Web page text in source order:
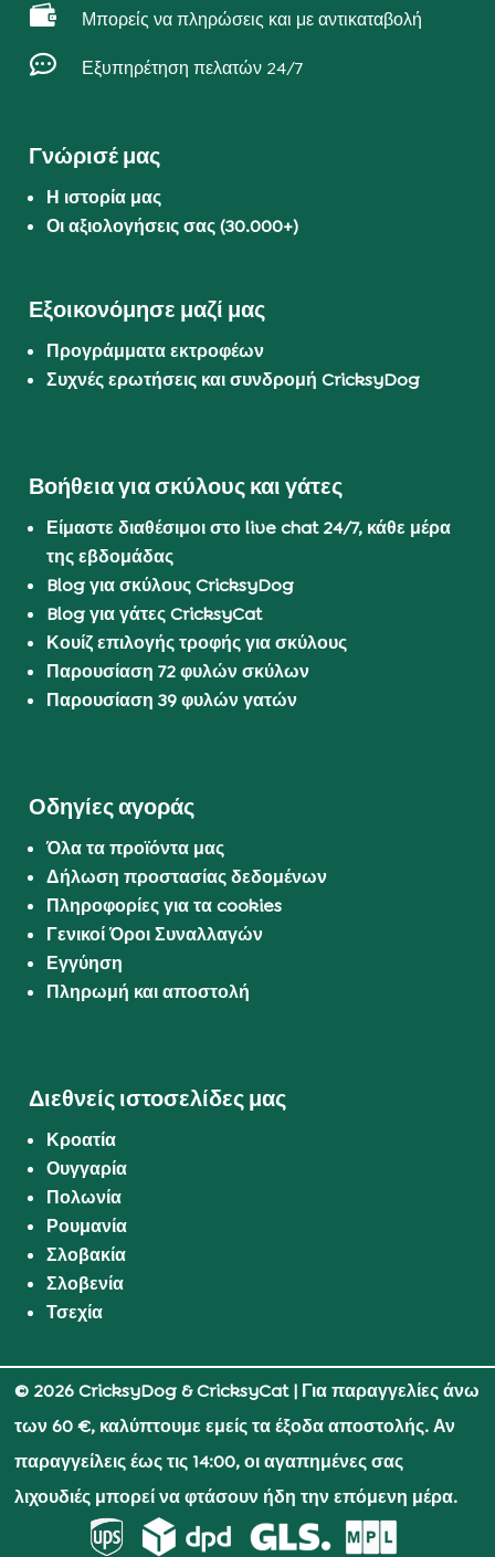
 Μπορείς να πληρώσεις και με αντικαταβολή
 Εξυπηρέτηση πελατών 24/7
Γνώρισέ μας
Η ιστορία μας
Οι αξιολογήσεις σας (30.000+)
Εξοικονόμησε μαζί μας
Προγράμματα εκτροφέων
Συχνές ερωτήσεις και συνδρομή CricksyDog
Βοήθεια για σκύλους και γάτες
Είμαστε διαθέσιμοι στο live chat 24/7, κάθε μέρα
της εβδομάδας
Blog για σκύλους CricksyDog
Blog για γάτες CricksyCat
Κουίζ επιλογής τροφής για σκύλους
Παρουσίαση 72 φυλών σκύλων
Παρουσίαση 39 φυλών γατών
Οδηγίες αγοράς
Όλα τα προϊόντα μας
Δήλωση προστασίας δεδομένων
Πληροφορίες για τα cookies
Γενικοί Όροι Συναλλαγών
Εγγύηση
Πληρωμή και αποστολή
Διεθνείς ιστοσελίδες μας
Κροατία
Ουγγαρία
Πολωνία
Ρουμανία
Σλοβακία
Σλοβενία
Τσεχία
© 2026 CricksyDog & CricksyCat| Για παραγγελίες άνω
των 60 €, καλύπτουμε εμείς τα έξοδα αποστολής. Αν
παραγγείλεις έως τις 14:00, οι αγαπημένες σας
λιχουδιές μπορεί να φτάσουν ήδη την επόμενη μέρα.